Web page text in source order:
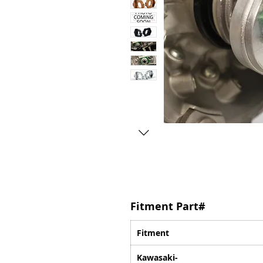
Fitment Part#
Fitment
Kawasaki-